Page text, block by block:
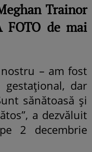
Trainor
de mai
– am fost
gestațional, dar
sănătoasă și
a dezvăluit
2 decembrie